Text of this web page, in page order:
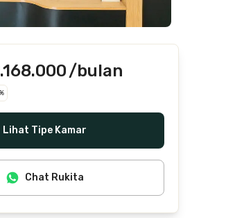
/bulan
Lihat Tipe Kamar
Chat Rukita